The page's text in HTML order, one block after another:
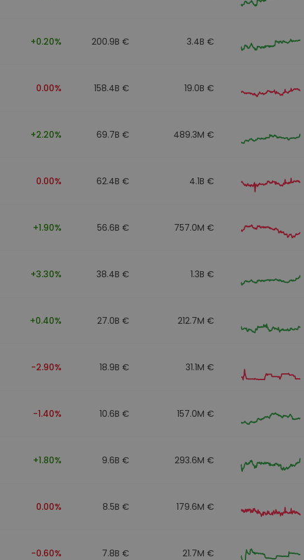
+0.20% 200.9B € 3.4B €
0.00% 158.4B € 19.0B €
+2.20% 69.7B € 489.3M €
0.00% 62.4B € 4.1B €
+1.90% 56.6B € 757.0M €
+3.30% 38.4B € 1.3B €
+0.40% 27.0B € 212.7M €
-2.90% 18.9B € 31.1M €
-1.40% 10.6B € 157.0M €
+1.80% 9.6B € 293.6M €
0.00% 8.5B € 179.6M €
-0.60% 7.8B € 21.7M €